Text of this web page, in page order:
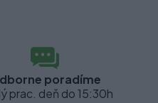
poradíme
prac. deň do 15:30h